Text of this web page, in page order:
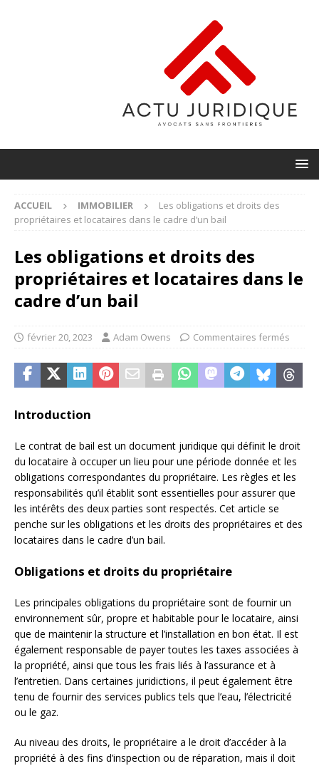
ACCUEIL IMMOBILIER
Les obligations et droits des
propriétaires et locataires dans le cadre d’un bail
Les obligations et droits des
propriétaires et locataires dans le
cadre d’un bail
février 20, 2023 Adam Owens Commentaires fermés
Introduction
Le contrat de bail est un document juridique qui définit le droit
du locataire à occuper un lieu pour une période donnée et les
obligations correspondantes du propriétaire. Les règles et les
responsabilités qu’il établit sont essentielles pour assurer que
les intérêts des deux parties sont respectés. Cet article se
penche sur les obligations et les droits des propriétaires et des
locataires dans le cadre d’un bail.
Obligations et droits du propriétaire
Les principales obligations du propriétaire sont de fournir un
environnement sûr, propre et habitable pour le locataire, ainsi
que de maintenir la structure et l’installation en bon état. Il est
également responsable de payer toutes les taxes associées à
la propriété, ainsi que tous les frais liés à l’assurance et à
l’entretien. Dans certaines juridictions, il peut également être
tenu de fournir des services publics tels que l’eau, l’électricité
ou le gaz.
Au niveau des droits, le propriétaire a le droit d’accéder à la
propriété à des fins d’inspection ou de réparation, mais il doit